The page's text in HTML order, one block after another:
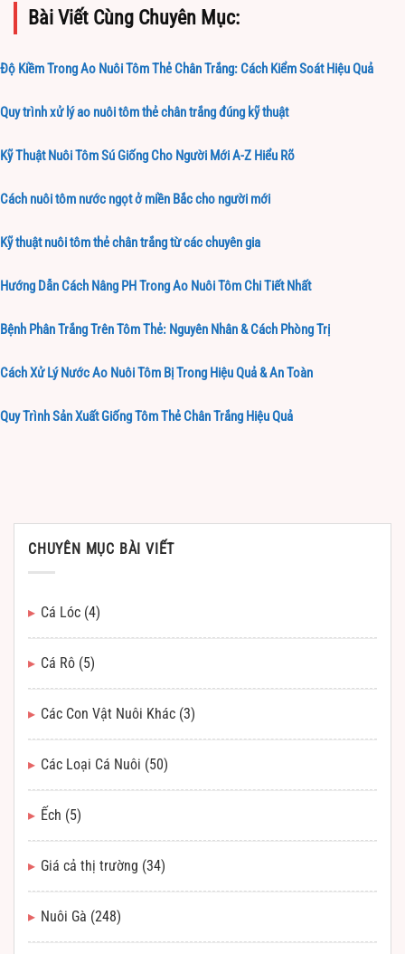
Bài Viết Cùng Chuyên Mục:
Độ Kiềm Trong Ao Nuôi Tôm Thẻ Chân Trắng: Cách Kiểm Soát Hiệu Quả
Quy trình xử lý ao nuôi tôm thẻ chân trắng đúng kỹ thuật
Kỹ Thuật Nuôi Tôm Sú Giống Cho Người Mới A-Z Hiểu Rõ
Cách nuôi tôm nước ngọt ở miền Bắc cho người mới
Kỹ thuật nuôi tôm thẻ chân trắng từ các chuyên gia
Hướng Dẫn Cách Nâng PH Trong Ao Nuôi Tôm Chi Tiết Nhất
Bệnh Phân Trắng Trên Tôm Thẻ: Nguyên Nhân & Cách Phòng Trị
Cách Xử Lý Nước Ao Nuôi Tôm Bị Trong Hiệu Quả & An Toàn
Quy Trình Sản Xuất Giống Tôm Thẻ Chân Trắng Hiệu Quả
CHUYÊN MỤC BÀI VIẾT
Cá Lóc (4)
Cá Rô (5)
Các Con Vật Nuôi Khác (3)
Các Loại Cá Nuôi (50)
Ếch (5)
Giá cả thị trường (34)
Nuôi Gà (248)